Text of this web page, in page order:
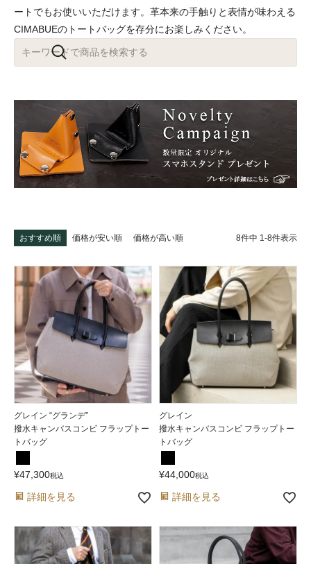
ートでもお使いいただけます。革本来の手触りと表情が味わえる
CIMABUEのトートバッグを存分にお楽しみください。
おすすめ順 価格が安い順 価格が高い順 8件中 1 -8件表示
グレイン “グランデ”
撥水キャンバスコンビ フラップトー
トバッグ
¥47,300税込
詳細を見る
グレイン
撥水キャンバスコンビ フラップトー
トバッグ
¥44,000税込
詳細を見る